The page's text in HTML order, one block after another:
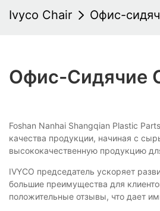
Ivyco Chair Офис-
Офис-Сидячие
Foshan Nanhai Shangqian Plastic
качества продукции, начиная с
высококачественную продукцию
IVYCO председатель ускоряет
большие преимущества для
положительные отзывы, что дает